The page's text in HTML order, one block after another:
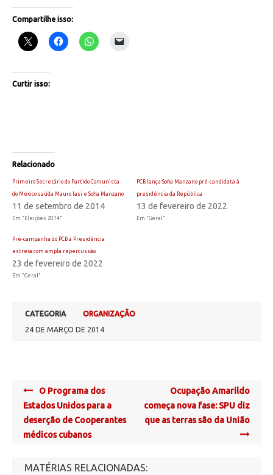
Compartilhe isso:
Curtir isso:
Relacionado
Primeiro Secretário do Partido Comunista
do México saúda Mauro Iasi e Sofia Manzano
11 de setembro de 2014
Em "Eleições 2014"
PCB lança Sofia Manzano pré-candidata à
presidência da República
13 de fevereiro de 2022
Em "Geral"
Pré-campanha do PCB à Presidência
estreia com ampla repercussão
23 de fevereiro de 2022
Em "Geral"
CATEGORIA
ORGANIZAÇÃO
24 DE MARÇO DE 2014
Post
navigation
O Programa dos
Estados Unidos para a
deserção de Cooperantes
médicos cubanos
Ocupação Amarildo
começa nova fase: SPU diz
que as terras são da União
MATÉRIAS RELACIONADAS: